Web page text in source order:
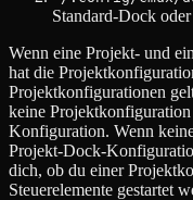
Standard-Dock
Wenn eine Projekt- und
hat die
Projektkonfigurationen
keine
Konfiguration. Wenn
Projekt-Dock-
dich, ob du einer
Steuerelemente gestartet